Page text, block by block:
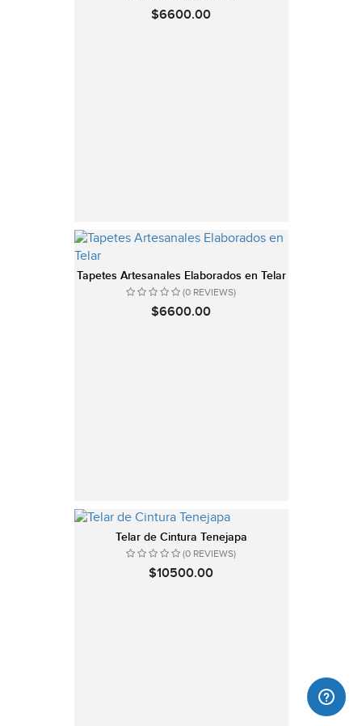
$6600.00
Tapetes Artesanales Elaborados en Telar
(0 REVIEWS)
$6600.00
Telar de Cintura Tenejapa
(0 REVIEWS)
$10500.00